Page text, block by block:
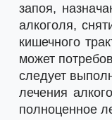
запоя,
алкоголя,
кишечного
может
следует
лечения
полноценное